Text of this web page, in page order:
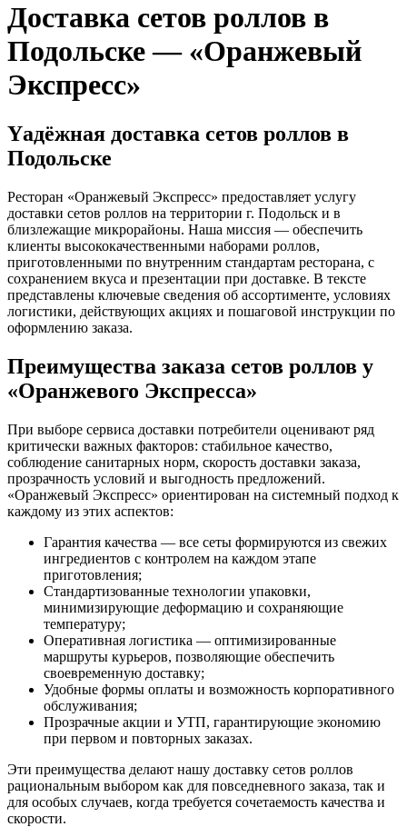
Доставка сетов роллов в
Подольске — «Оранжевый
Экспресс»
Yадёжная доставка сетов роллов в
Подольске
Ресторан «Оранжевый Экспресс» предоставляет услугу
доставки сетов роллов на территории г. Подольск и в
близлежащие микрорайоны. Наша миссия — обеспечить
клиенты высококачественными наборами роллов,
приготовленными по внутренним стандартам ресторана, с
сохранением вкуса и презентации при доставке. В тексте
представлены ключевые сведения об ассортименте, условиях
логистики, действующих акциях и пошаговой инструкции по
оформлению заказа.
Преимущества заказа сетов роллов у
«Оранжевого Экспресса»
При выборе сервиса доставки потребители оценивают ряд
критически важных факторов: стабильное качество,
соблюдение санитарных норм, скорость доставки заказа,
прозрачность условий и выгодность предложений.
«Оранжевый Экспресс» ориентирован на системный подход к
каждому из этих аспектов:
Гарантия качества — все сеты формируются из свежих
ингредиентов с контролем на каждом этапе
приготовления;
Стандартизованные технологии упаковки,
минимизирующие деформацию и сохраняющие
температуру;
Оперативная логистика — оптимизированные
маршруты курьеров, позволяющие обеспечить
своевременную доставку;
Удобные формы оплаты и возможность корпоративного
обслуживания;
Прозрачные акции и УТП, гарантирующие экономию
при первом и повторных заказах.
Эти преимущества делают нашу доставку сетов роллов
рациональным выбором как для повседневного заказа, так и
для особых случаев, когда требуется сочетаемость качества и
скорости.